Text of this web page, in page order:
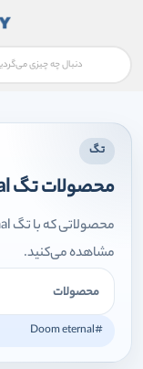
تگ
محصولات تگ Doom eternal
مشاهده می‌کنید.
محصولات
#Doom eternal